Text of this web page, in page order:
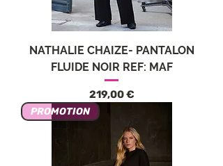
NATHALIE CHAIZE- PANTALON
FLUIDE NOIR REF: MAF
Цена
219,00 €
PROMOTION